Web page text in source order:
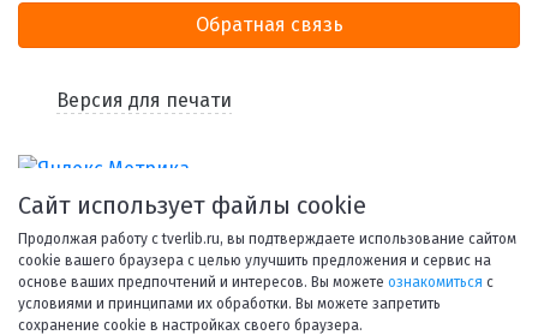
Обратная связь
Версия для печати
© 1998-2026 Тверская областная библиотека им. А. М.
Сайт использует файлы cookie
Продолжая работу с tverlib.ru, вы подтверждаете использование сайтом
cookie вашего браузера с целью улучшить предложения и сервис на
основе ваших предпочтений и интересов. Вы можете ознакомиться с
условиями и принципами их обработки. Вы можете запретить
сохранение cookie в настройках своего браузера.